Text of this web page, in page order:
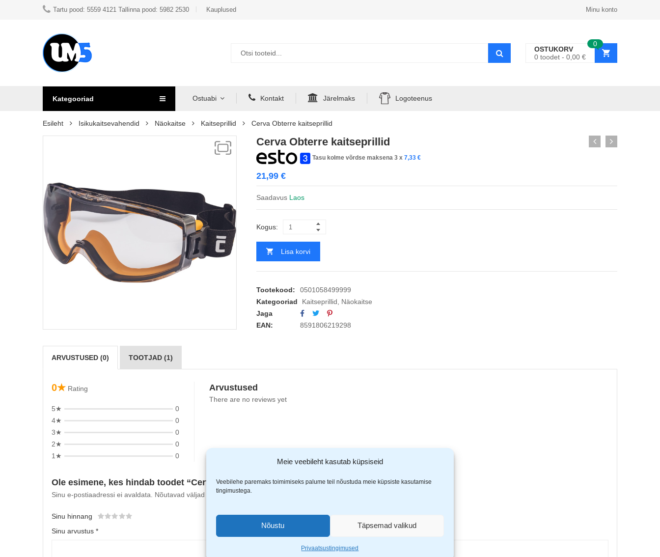
Meie veebileht kasutab küpsiseid
Veebilehe paremaks toimimiseks palume teil nõustuda meie küpsiste kasutamise
tingimustega.
Nõustu Täpsemad valikud
Privaatsustingimused
Tartu pood: 5559 4121 Tallinna pood: 5982 2530 Kauplused Minu konto
0
OSTUKORV
0 toodet 0,00 €
Kategooriad Ostuabi Kontakt Järelmaks Logoteenus
Esileht Isikukaitsevahendid Näokaitse Kaitseprillid Cerva Obterre kaitseprillid
Cerva Obterre kaitseprillid
Tasu kolme võrdse maksena 3 x 7,33 €
21,99 €
Saadavus Laos
Kogus:
Lisa korvi
Tootekood:
0501058499999
Kategooriad
Kaitseprillid, Näokaitse
Jaga
EAN:
8591806219298
ARVUSTUSED (0) TOOTJAD (1)
0★ Rating
5★
0
4★
0
3★
0
2★
0
1★
0
Arvustused
There are no reviews yet
Ole esimene, kes hindab toodet “Cerva Obterre kaitseprillid”
Sinu e-postiaadressi ei avaldata. Nõutavad väljad on tähistatud*-ga
Sinu hinnang
Sinu arvustus *